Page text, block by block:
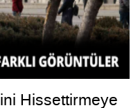
Hissettirmeye